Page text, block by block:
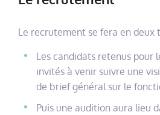
Le recrutement se fera en deux
Les candidats retenus pour
invités à venir suivre une
de brief général sur le
Puis une audition aura lieu